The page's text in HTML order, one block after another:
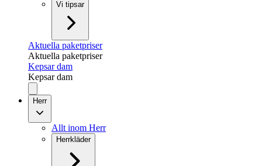
Vi tipsar
Aktuella paketpriser
Aktuella paketpriser
Kepsar dam
Kepsar dam
Herr
Allt inom Herr
Herrkläder